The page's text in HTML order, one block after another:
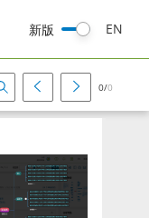
新版 EN
0/0